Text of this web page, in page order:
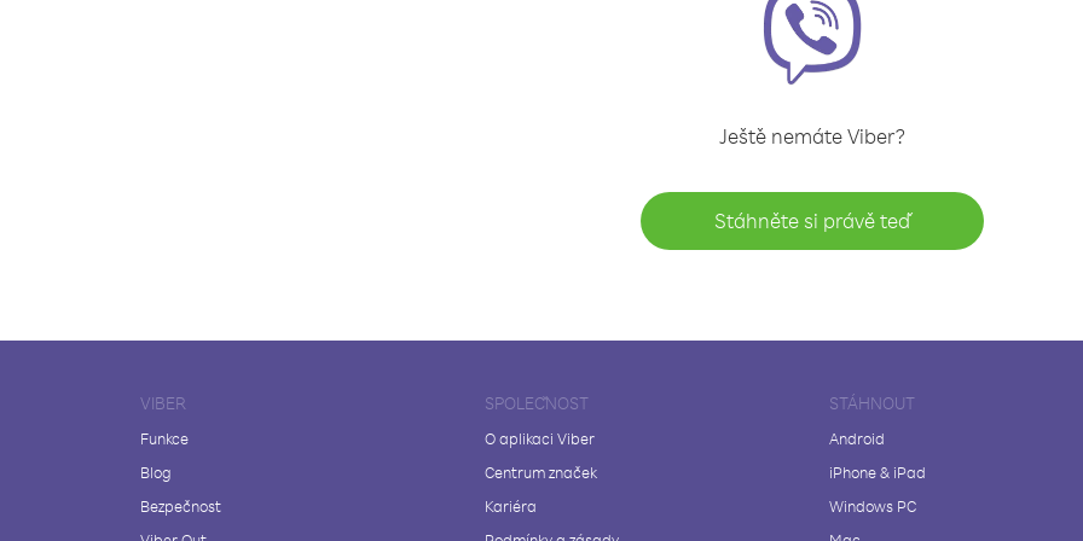
Ještě nemáte Viber?
Stáhněte si právě teď
VIBER
Funkce
Blog
Bezpečnost
SPOLEČNOST
O aplikaci Viber
Centrum značek
Kariéra
STÁHNOUT
Android
iPhone & iPad
Windows PC